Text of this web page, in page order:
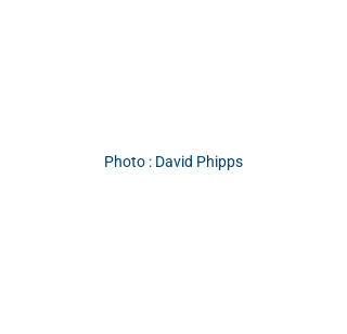
Photo : David Phipps